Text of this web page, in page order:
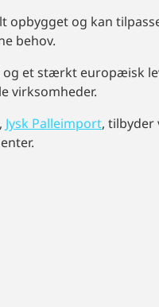
opbygget og kan
behov.
og et stærkt europæisk
virksomheder.
Jysk Palleimport, tilbyder